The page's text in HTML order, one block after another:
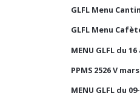
GLFL Menu
GLFL Menu
MENU GLFL du
PPMS 2526 V
MENU GLFL du